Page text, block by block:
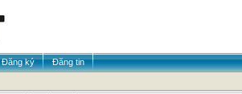
Đăng ký
Đăng tin